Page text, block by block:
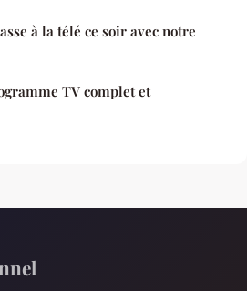
à la télé ce soir avec notre
TV complet et